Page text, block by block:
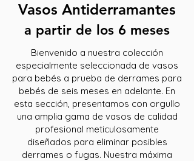
Vasos Antiderramantes
a partir de los 6 meses
Bienvenido a nuestra colección
especialmente seleccionada de vasos
para bebés a prueba de derrames para
bebés de seis meses en adelante. En
esta sección, presentamos con orgullo
una amplia gama de vasos de calidad
profesional meticulosamente
diseñados para eliminar posibles
derrames o fugas. Nuestra máxima